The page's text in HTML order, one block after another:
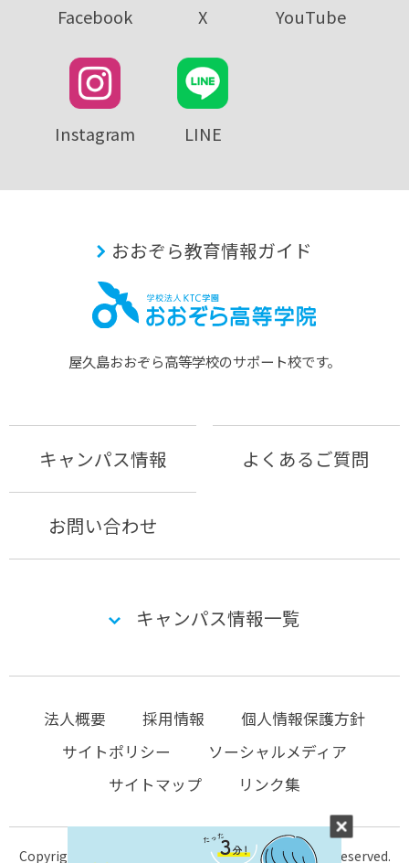
Facebook X YouTube
Instagram LINE
おおぞら教育情報ガイド
屋久島おおぞら⾼等学校のサポート校です。
キャンパス情報 よくあるご質問
お問い合わせ
キャンパス情報一覧
法人概要 採用情報
個人情報保護方針
サイトポリシー
ソーシャルメディア
サイトマップ
リンク集
Copyright © 2004-2026 KTC-school.com All Rights Reserved.